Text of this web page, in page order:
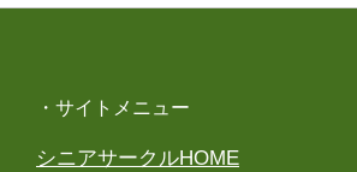
・サイトメニュー
シニアサークルHOME